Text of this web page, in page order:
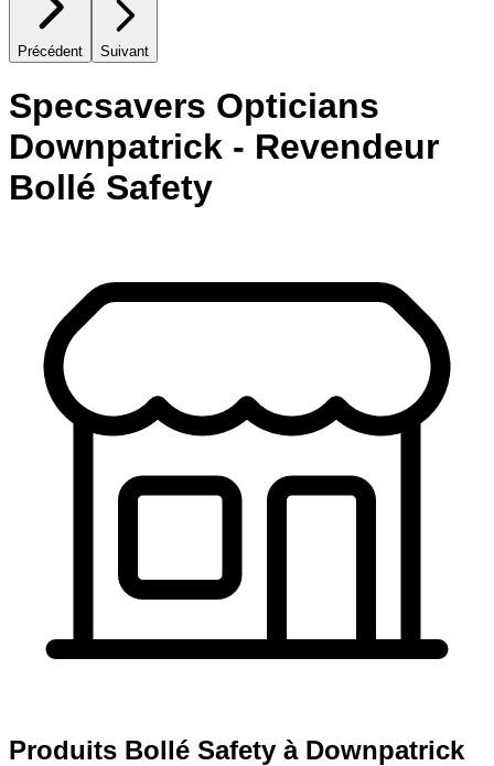
Précédent Suivant
Specsavers Opticians
Downpatrick - Revendeur
Bollé Safety
Produits Bollé Safety à Downpatrick